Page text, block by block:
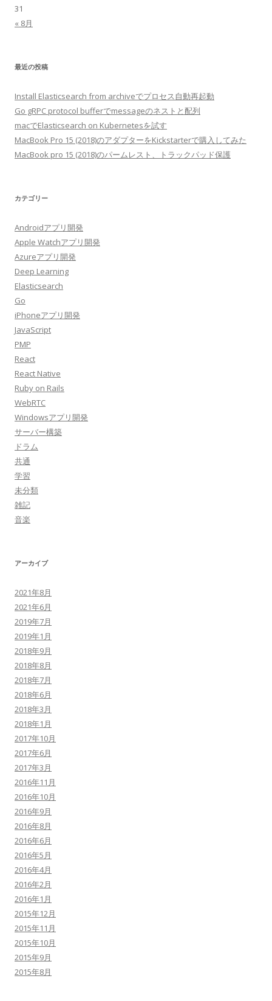
31
« 8月
最近の投稿
Install Elasticsearch from archiveでプロセス自動再起動
Go gRPC protocol bufferでmessageのネストと配列
macでElasticsearch on Kubernetesを試す
MacBook Pro 15 (2018)のアダプターをKickstarterで購入してみた
MacBook pro 15 (2018)のパームレスト、トラックパッド保護
カテゴリー
Androidアプリ開発
Apple Watchアプリ開発
Azureアプリ開発
Deep Learning
Elasticsearch
Go
iPhoneアプリ開発
JavaScript
PMP
React
React Native
Ruby on Rails
WebRTC
Windowsアプリ開発
サーバー構築
ドラム
共通
学習
未分類
雑記
音楽
アーカイブ
2021年8月
2021年6月
2019年7月
2019年1月
2018年9月
2018年8月
2018年7月
2018年6月
2018年3月
2018年1月
2017年10月
2017年6月
2017年3月
2016年11月
2016年10月
2016年9月
2016年8月
2016年6月
2016年5月
2016年4月
2016年2月
2016年1月
2015年12月
2015年11月
2015年10月
2015年9月
2015年8月